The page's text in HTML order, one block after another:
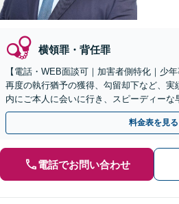
横領罪・背任罪
【電話・WEB面談可｜加害者側特化｜少
再度の執行猶予の獲得、勾留却下など、実
内にご本人に会いに行き、スピーディーな
前予約にて当日・休日・夜間面談可｜関西
料金表を見る
電話でお問い合わせ